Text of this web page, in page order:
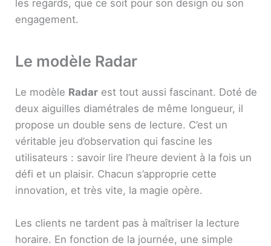
les regards, que ce soit pour son design ou son
engagement.
Le modèle Radar
Le modèle Radar est tout aussi fascinant. Doté de
deux aiguilles diamétrales de même longueur, il
propose un double sens de lecture. C’est un
véritable jeu d’observation qui fascine les
utilisateurs : savoir lire l’heure devient à la fois un
défi et un plaisir. Chacun s’approprie cette
innovation, et très vite, la magie opère.
Les clients ne tardent pas à maîtriser la lecture
horaire. En fonction de la journée, une simple